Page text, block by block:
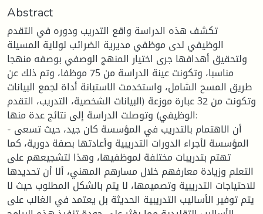
Abstract
تكشف هذه الدراسة واقع التدريب ودوره في التقدم
الوظيفي لدى موظفي مديرية الضرائب لولاية المسيلة
ولتحقيق أهدافها جرى اختيار المنهج الوصفي بوصفه منهجا
مناسبا، وتكونت عينة الدراسة من 75 موظفا، وتم ذلك عن
طريق المسح الشامل، واستخدمت الاستبانة أداة لجمع البيانات
وتكونت من 32 عبارة موزعة (البيانات الشخصية، التدريب، التقدم
الوظيفي) وتوصلت الدراسة إلى نتائج عدة منها:
- أن الاهتمام بالتدريب في المؤسسة كان جيد، حيث تسعى
المؤسسة لأجراء الدورات التدريبية وأعادتها بصفة دورية، كما
تهتم بتدريبات مختلفة لموظفيها، وهذا لتشجيعهم على
التعلم وزيادة معارفهم خلال مسارهم المهني، ألا أن تحديدها
للاحتياجات التدريبية وتصميمها، لا يتم بالشكل المطلوب حيث لا
يتم توفير الأساليب التدريبية الحديثة بل يعتمد في الغالب على